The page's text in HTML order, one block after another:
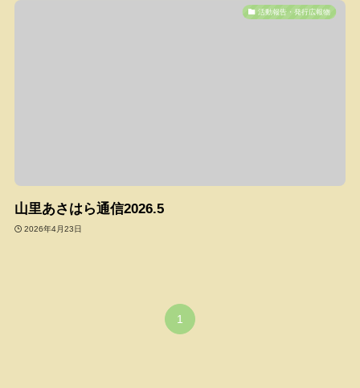
活動報告・発行広報物
山里あさはら通信2026.5
2026年4月23日
1